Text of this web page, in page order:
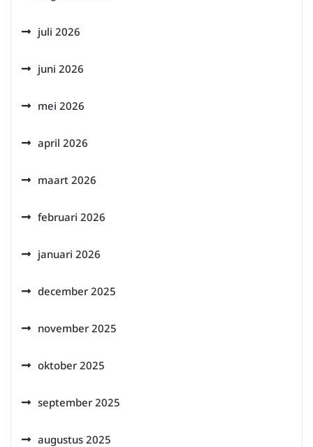
juli 2026
juni 2026
mei 2026
april 2026
maart 2026
februari 2026
januari 2026
december 2025
november 2025
oktober 2025
september 2025
augustus 2025